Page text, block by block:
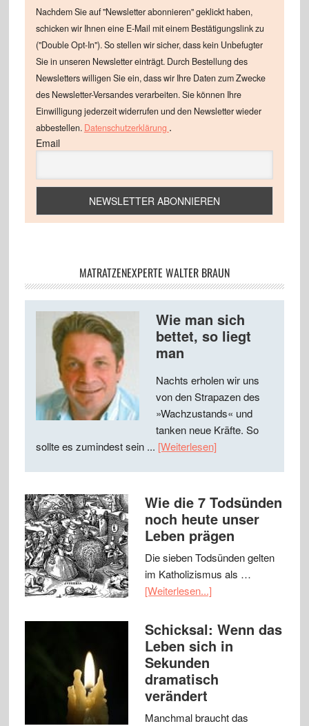
Nachdem Sie auf "Newsletter abonnieren" geklickt haben,
schicken wir Ihnen eine E-Mail mit einem Bestätigungslink zu
("Double Opt-In"). So stellen wir sicher, dass kein Unbefugter
Sie in unseren Newsletter einträgt. Durch Bestellung des
Newsletters willigen Sie ein, dass wir Ihre Daten zum Zwecke
des Newsletter-Versandes verarbeiten. Sie können Ihre
Einwilligung jederzeit widerrufen und den Newsletter wieder
abbestellen. Datenschutzerklärung .
Email
MATRATZENEXPERTE WALTER BRAUN
Wie man sich
bettet, so liegt
man
Nachts erholen wir uns
von den Strapazen des
»Wachzustands« und
tanken neue Kräfte. So
sollte es zumindest sein ... [Weiterlesen]
Wie die 7 Todsünden
noch heute unser
Leben prägen
Die sieben Todsünden gelten
im Katholizismus als …
[Weiterlesen...]
Schicksal: Wenn das
Leben sich in
Sekunden
dramatisch
verändert
Manchmal braucht das